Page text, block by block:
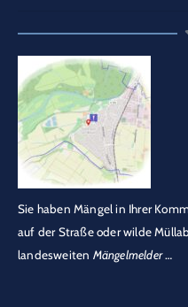
Sie haben Mängel in Ihrer
auf der Straße oder wilde
landesweiten Mängelmelder…